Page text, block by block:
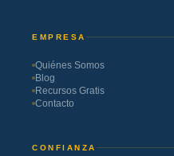
EMPRESA
Quiénes Somos
Blog
Recursos Gratis
Contacto
CONFIANZA